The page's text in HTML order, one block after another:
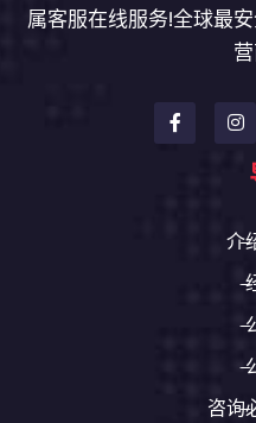
属客服在线服务!全球最
介
咨询